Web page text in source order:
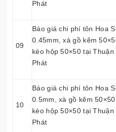
Phát
09
Báo giá chi phí tôn Hoa
0.45mm, xà gồ kẽm
kèo hộp 50×50 tại Thuận
Phát
10
Báo giá chi phí tôn Hoa
0.5mm, xà gồ kẽm 50×50,
kèo hộp 50×50 tại Thuận
Phát